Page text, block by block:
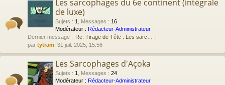
Les sarcophages du 6e continent (intégrale
de luxe)
Sujets : 1 Messages : 16
Modérateur : Rédacteur-Administrateur
Dernier message : Re: Tirage de Tête : Les sarc…
par tytram , 31 juil. 2025, 15:56
Les Sarcophages d'Açoka
Sujets : 1 Messages : 24
Modérateur : Rédacteur-Administrateur